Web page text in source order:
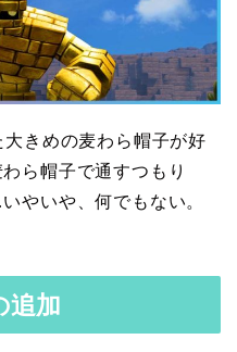
きめの麦わら帽子が好
ら帽子で通すつもり
やいや、何でもない。
追加